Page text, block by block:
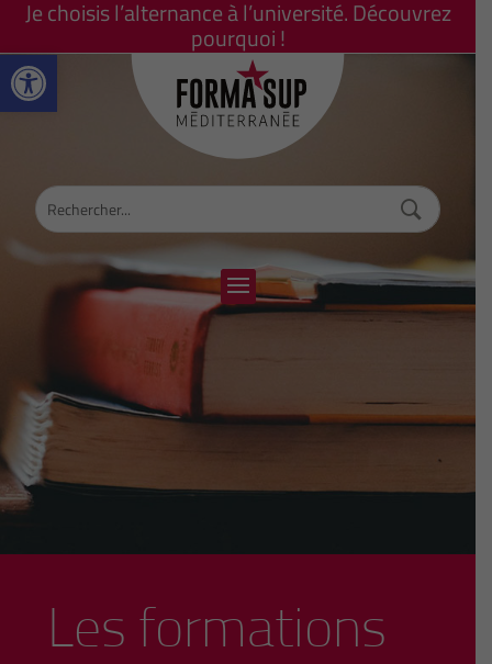
Ouvrir la barre d’outils
Je choisis l’alternance à l’université. Découvrez
pourquoi !
Les formations